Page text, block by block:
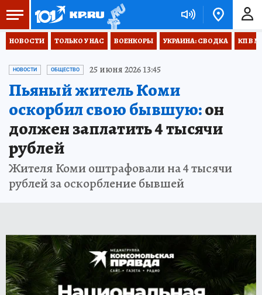
НОВОСТИ ТОЛЬКО У НАС ВОЕНКОРЫ УКРАИНА: СВОДКА КП В
НОВОСТИ ОБЩЕСТВО 25 июня 2026 13:45
Пьяный житель Коми
оскорбил свою бывшую:он
должен заплатить 4 тысячи
рублей
Жителя Коми оштрафовали на 4 тысячи
рублей за оскорбление бывшей